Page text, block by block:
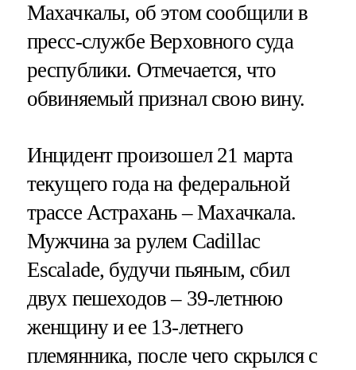
Махачкалы, об этом сообщили в
пресс-службе Верховного суда
республики. Отмечается, что
обвиняемый признал свою вину.
Инцидент произошел 21 марта
текущего года на федеральной
трассе Астрахань – Махачкала.
Мужчина за рулем Cadillac
Escalade, будучи пьяным, сбил
двух пешеходов – 39-летнюю
женщину и ее 13-летнего
племянника, после чего скрылся с